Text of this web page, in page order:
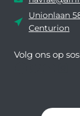
Unionlaan
Centurion
Volg ons ​​op